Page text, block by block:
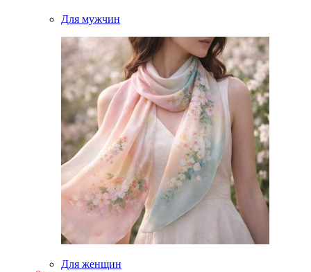
Для мужчин
Для женщин